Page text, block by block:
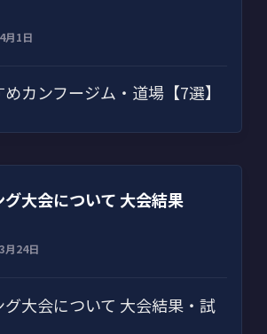
月1日
カンフージム・道場【7選】
大会について 大会結果
月24日
大会について 大会結果・試